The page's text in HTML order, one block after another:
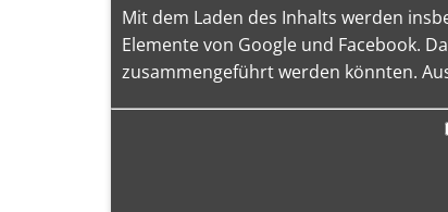
Mit dem Laden des Inhalts werden
Elemente von Google und Facebook.
zusammengeführt werden könnten.